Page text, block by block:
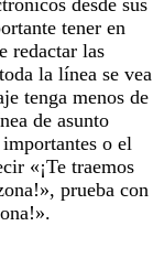
tener en
redactar las
la línea se vea
tenga menos de
de asunto
o el
«¡Te traemos
prueba con